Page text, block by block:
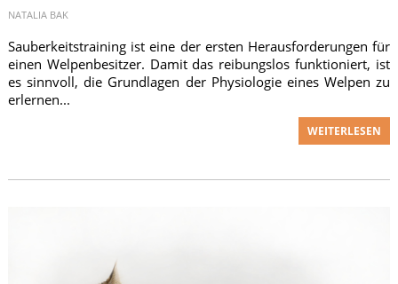
NATALIA BAK
Sauberkeitstraining ist eine der ersten Herausforderungen für
einen Welpenbesitzer. Damit das reibungslos funktioniert, ist
es sinnvoll, die Grundlagen der Physiologie eines Welpen zu
erlernen...
WEITERLESEN